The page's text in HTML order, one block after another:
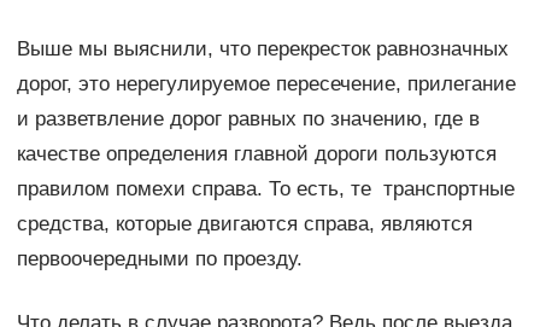
Выше мы выяснили, что перекресток равнозначных
дорог, это нерегулируемое пересечение, прилегание
и разветвление дорог равных по значению, где в
качестве определения главной дороги пользуются
правилом помехи справа. То есть, те транспортные
средства, которые двигаются справа, являются
первоочередными по проезду.